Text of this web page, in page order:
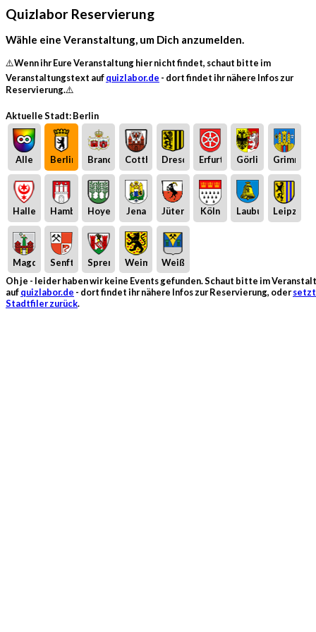
Quizlabor Reservierung
Wähle eine Veranstaltung, um Dich anzumelden.
⚠️Wenn ihr Eure Veranstaltung hier nicht findet, schaut bitte im
Veranstaltungstext aufquizlabor.de - dort findet ihr nähere Infos zur
Reservierung.⚠️
Aktuelle Stadt: Berlin
Alle Berlin Brandenburg
Cottbus Dresden Erfurt Görlitz Grimma
Halle HamburgHoyerswerda
Jena JüterbogKöln LaubuschLeipzig
MagdeburgSenftenbergSprembergWeimar
Weißwasser
Oh je - leider haben wir keine Events gefunden. Schaut bitte im
aufquizlabor.de - dort findet ihr nähere Infos zur Reservierung, oder
Stadtfiler zurück.